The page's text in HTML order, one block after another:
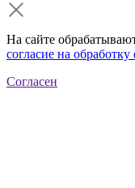
На сайте
согласие на
Согласен